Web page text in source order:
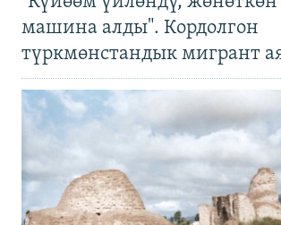
машина алды". Кордолгон
түркмөнстандык мигрант